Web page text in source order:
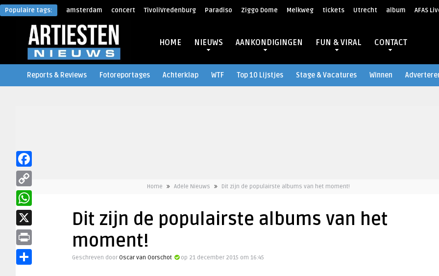
Populaire tags: amsterdam concert TivoliVredenburg Paradiso Ziggo Dome Melkweg tickets Utrecht album AFAS
HOME NIEUWS AANKONDIGINGEN FUN & VIRAL CONTACT
Reports & Reviews Fotoreportages Achterklap WTF Top 10 Lijstjes Stage & Vacatures Winnen
Home Adele Nieuws Dit zijn de populairste albums van het moment!
Dit zijn de populairste albums van het
moment!
Geschreven door Oscar van Oorschot op 21 december 2015 om 16:45
Facebook
Copy
Link
WhatsApp
X
Print